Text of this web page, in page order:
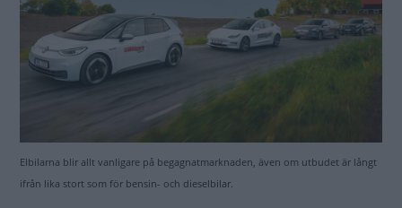
Elbilarna blir allt vanligare på begagnatmarknaden, även om utbudet är långt
ifrån lika stort som för bensin- och dieselbilar.